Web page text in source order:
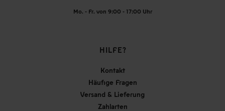
Mo. - Fr. von 9:00 - 17:00 Uhr
HILFE?
Kontakt
Häufige Fragen
Versand & Lieferung
Zahlarten